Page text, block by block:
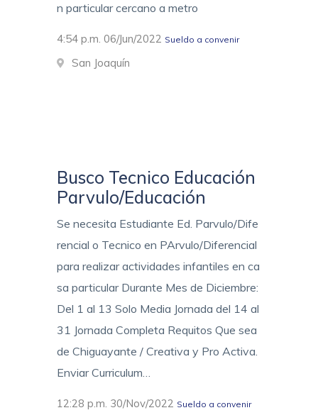
n particular cercano a metro
4:54 p.m. 06/Jun/2022 Sueldo a convenir
San Joaquín
Busco Tecnico Educación
Parvulo/Educación
Se necesita Estudiante Ed. Parvulo/Dife
rencial o Tecnico en PArvulo/Diferencial
para realizar actividades infantiles en ca
sa particular Durante Mes de Diciembre:
Del 1 al 13 Solo Media Jornada del 14 al
31 Jornada Completa Requitos Que sea
de Chiguayante / Creativa y Pro Activa.
Enviar Curriculum…
12:28 p.m. 30/Nov/2022 Sueldo a convenir